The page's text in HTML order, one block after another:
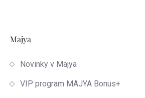
Zápätie
Majya
Novinky v Majya
VIP program MAJYA Bonus+